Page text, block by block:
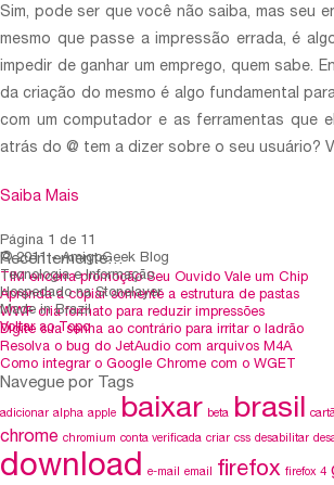
Sim, pode ser que você não saiba, mas seu
mesmo que passe a impressão errada, é
impedir de ganhar um emprego, quem sabe.
da criação do mesmo é algo fundamental
com um computador e as ferramentas que
atrás do @ tem a dizer sobre o seu usuário?
Saiba Mais
Página 1 de 1 1
Recentemente…
TIM encerra promoção Seu Ouvido Vale um Chip
Aprenda a copiar somente a estrutura de pastas
WWF cria formato para reduzir impressões
Digite sua senha ao contrário para irritar o ladrão
Resolva o bug do JetAudio com arquivos M4A
Como integrar o Google Chrome com o WGET
Navegue por Tags
adicionar alpha apple baixar beta brasil
chrome chromium conta verificada criar css desabilitar
download e-mail email firefox firefox 4
© 2011 - AmigoGeek Blog
Tecnologia e Informação
Hospedado na Stonelayer
Made in Brazil
Voltar ao Topo